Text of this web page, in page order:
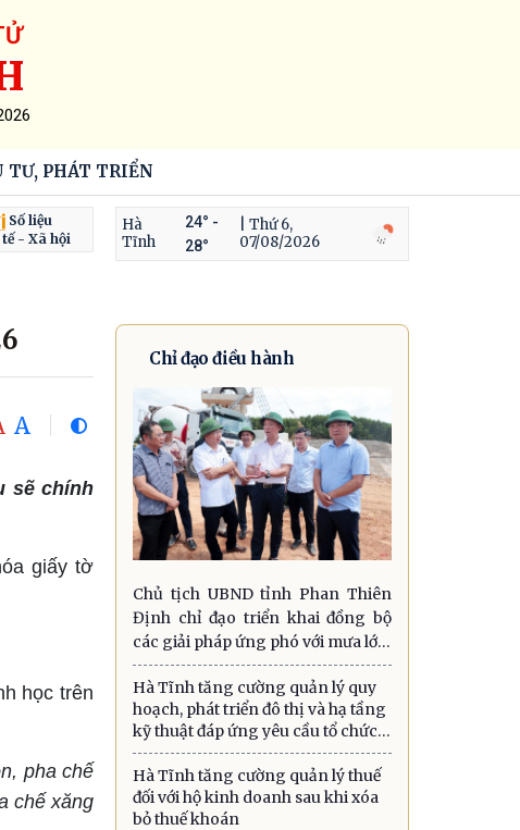
TƯ, PHÁT TRIỂN
Số liệu
- Xã hội
Hà
Tĩnh
24° -
28°
| Thứ 6,
07/08/2026
A
sẽ chính
giấy tờ
học trên
pha chế
chế xăng
Chỉ đạo điều hành
Chủ tịch UBND tỉnh Phan Thiên
Định chỉ đạo triển khai đồng bộ
các giải pháp ứng phó với mưa lớn,
lũ quét, sạt lở đất và gió mạnh trên
biển
Hà Tĩnh tăng cường quản lý quy
hoạch, phát triển đô thị và hạ tầng
kỹ thuật đáp ứng yêu cầu tổ chức
chính quyền địa phương hai cấp
Hà Tĩnh tăng cường quản lý thuế
đối với hộ kinh doanh sau khi xóa
bỏ thuế khoán